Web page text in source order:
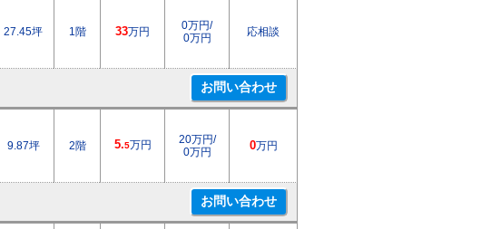
27.45坪 1階 33万円
0万円/
0万円
応相談
9.87坪 2階 5.5万円
20万円/
0万円
0万円